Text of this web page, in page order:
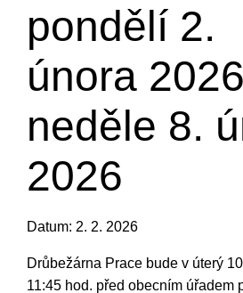
pondělí 2.
února
neděle 8.
2026
Datum: 2. 2. 2026
Drůbežárna Prace bude v úterý
11:45 hod. před obecním úřadem